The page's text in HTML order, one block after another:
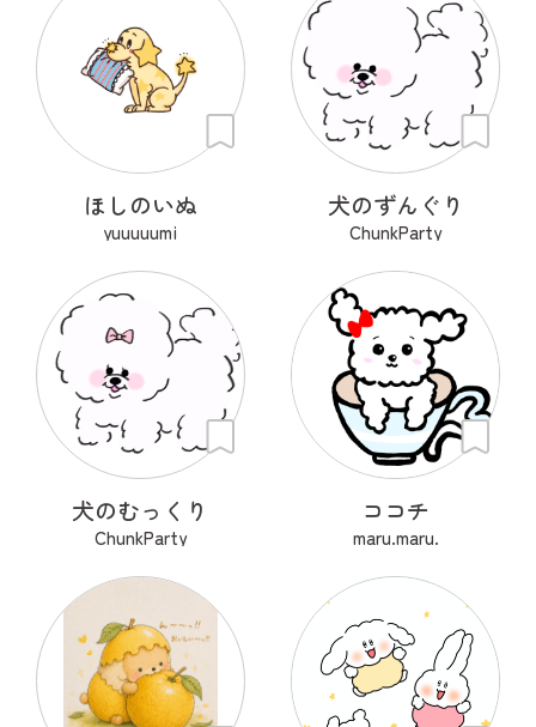
ほしのいぬ
yuuuuumi
犬のずんぐり
ChunkParty
犬のむっくり
ChunkParty
ココチ
maru.maru.